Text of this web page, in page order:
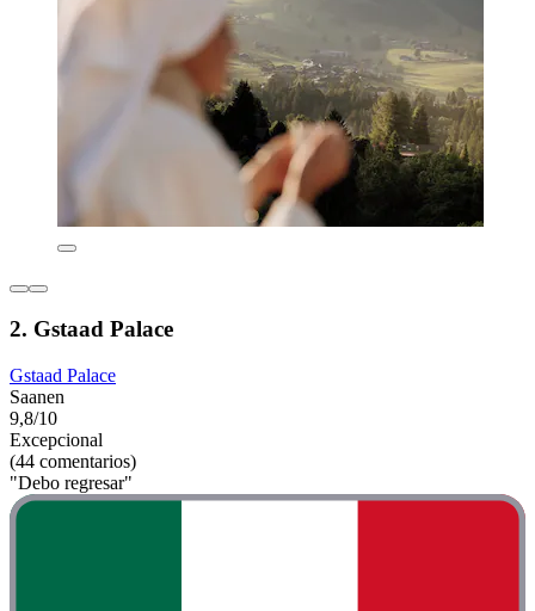
2. Gstaad Palace
Gstaad Palace
Saanen
9,8/10
Excepcional
(44 comentarios)
"Debo regresar"